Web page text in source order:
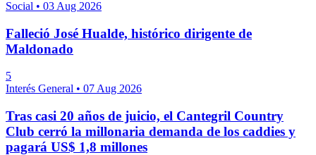
Social • 03 Aug 2026
Falleció José Hualde, histórico dirigente de
Maldonado
5
Interés General • 07 Aug 2026
Tras casi 20 años de juicio, el Cantegril Country
Club cerró la millonaria demanda de los caddies y
pagará US$ 1,8 millones